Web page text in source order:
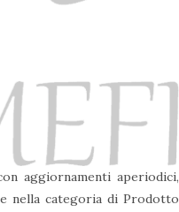
aggiornamenti aperiodici,
nella categoria di Prodotto